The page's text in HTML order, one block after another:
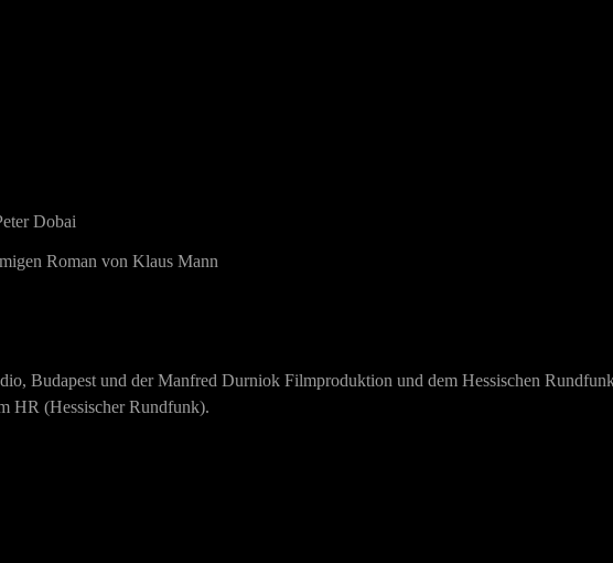
Dobai
Roman von Klaus Mann
Budapest und der Manfred Durniok Filmproduktion und dem Hessischen
HR (Hessischer Rundfunk).